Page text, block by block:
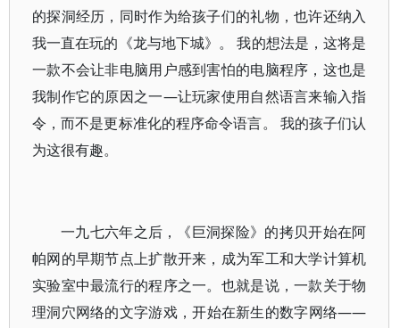
的探洞经历，同时作为给孩子们的礼物，也许还纳入
我一直在玩的《龙与地下城》。 我的想法是，这将是
一款不会让非电脑用户感到害怕的电脑程序，这也是
我制作它的原因之一—让玩家使用自然语言来输入指
令，而不是更标准化的程序命令语言。 我的孩子们认
为这很有趣。
一九七六年之后，《巨洞探险》的拷贝开始在阿
帕网的早期节点上扩散开来，成为军工和大学计算机
实验室中最流行的程序之一。也就是说，一款关于物
理洞穴网络的文字游戏，开始在新生的数字网络——